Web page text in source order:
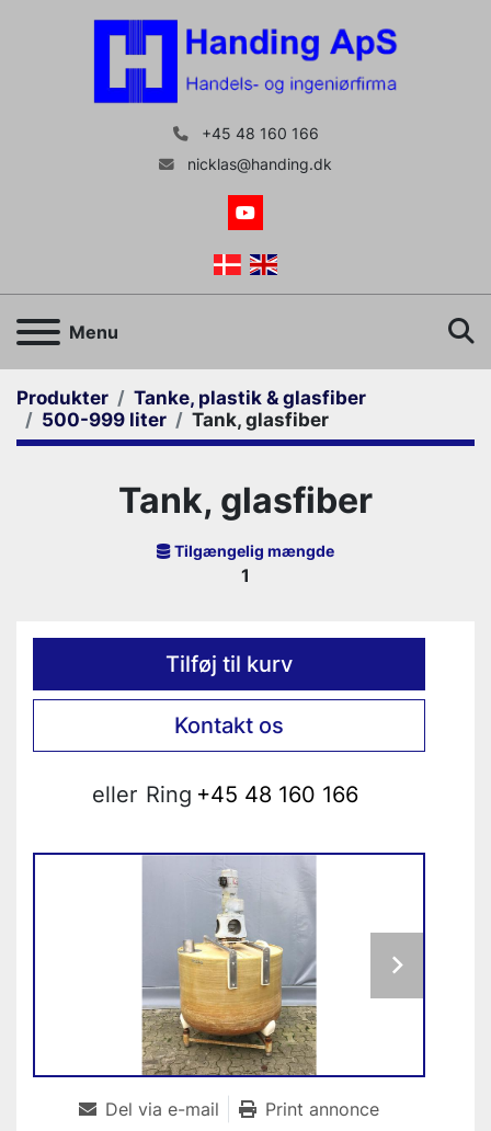
+45 48 160 166
nicklas@handing.dk
youtube
Menu
Produkter
Tanke, plastik & glasfiber
500-999 liter
Tank, glasfiber
Tank, glasfiber
Tilgængelig mængde
1
Tilføj til kurv
Kontakt os
eller Ring +45 48 160 166
Del via e-mail Print annonce